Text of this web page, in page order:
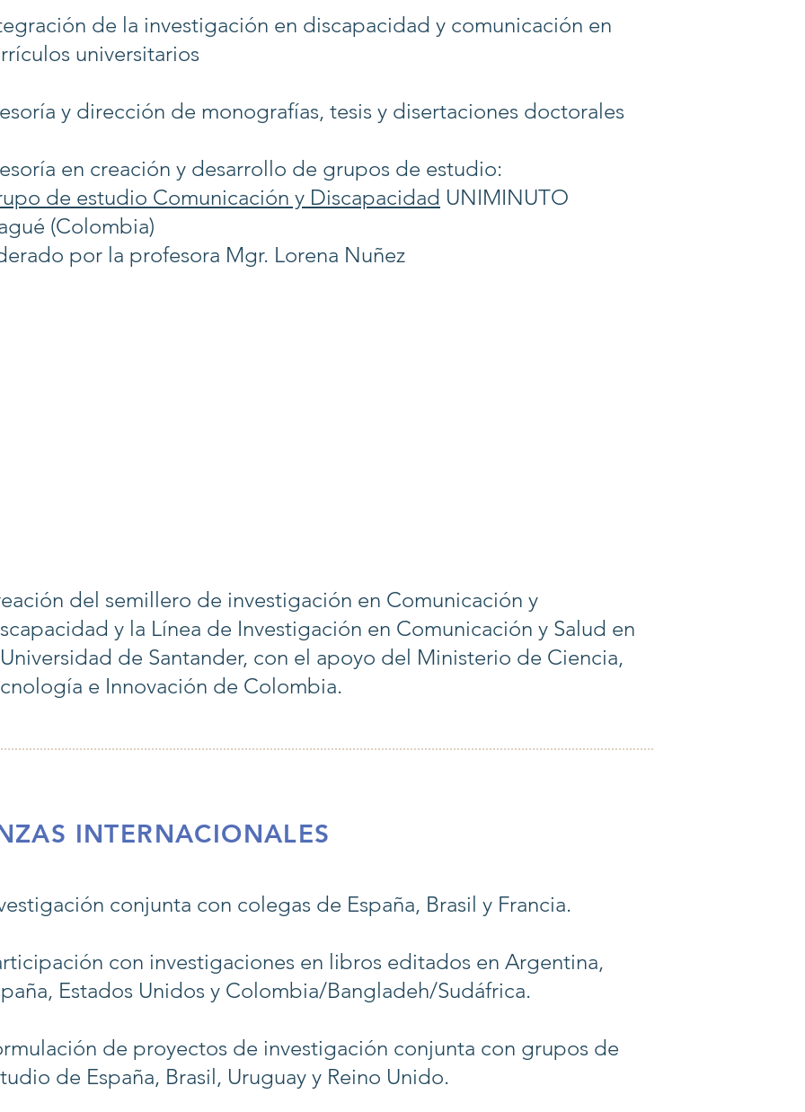
de la investigación en discapacidad y comunicación en
universitarios
y dirección de monografías, tesis y disertaciones doctorales
en creación y desarrollo de grupos de estudio:
de estudio Comunicación y Discapacidad UNIMINUTO
(Colombia)
por la profesora Mgr. Lorena Nuñez
del semillero de investigación en Comunicación y
y la Línea de Investigación en Comunicación y Salud en
de Santander, con el apoyo del Ministerio de Ciencia,
e Innovación de Colombia.
INTERNACIONALES
conjunta con colegas de España, Brasil y Francia.
con investigaciones en libros editados en Argentina,
Estados Unidos y Colombia/Bangladeh/Sudáfrica.
de proyectos de investigación conjunta con grupos de
de España, Brasil, Uruguay y Reino Unido.